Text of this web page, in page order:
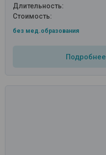
Длительность:
Стоимость:
без мед.образования
Подробнее